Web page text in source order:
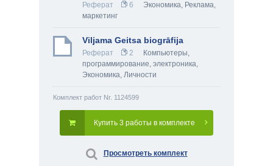
Реферат 6 Экономика, Реклама,
маркетинг
Viljama Geitsa biogrāfija
Реферат 2
Компьютеры,
программирование, электроника,
Экономика, Личности
Комплект работ Nr. 1124599
Купить 3 работы в комплекте
Просмотреть комплект